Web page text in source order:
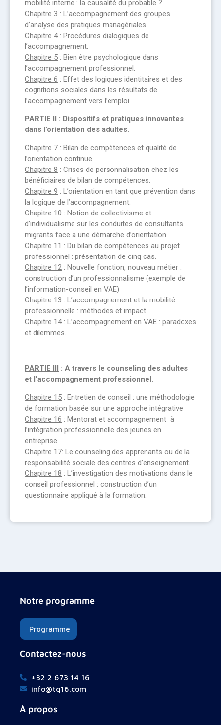
mobilité interne : la causalité du probable ?
Chapitre 3 : L’accompagnement des groupes
d’analyse des pratiques managériales.
Chapitre 4: Procédures dialogiques de
l’accompagnement.
Chapitre 5 : Bien être psychologique dans
l’accompagnement professionnel.
Chapitre 6 : Effet des logiques identitaires et des
cognitions sociales dans les résultats de
l’accompagnement vers l’emploi.
PARTIE II : Dispositifs et pratiques innovantes
dans l’orientation des adultes.
Chapitre 7 : Bilan de compétences et qualité de
l’orientation continue.
Chapitre 8 : Crises de personnalisation chez les
bénéficiaires de bilan de compétences.
Chapitre 9 : L’orientation en tant que prévention dans
la logique de l’accompagnement.
Chapitre 10 : Notion de collectivisme et
d’individualisme sur les conduites de consultants
migrants face à une démarche d’orientation.
Chapitre 11 : Du bilan de compétences au projet
professionnel : présentation de cinq cas.
Chapitre 12 : Nouvelle fonction, nouveau métier :
construction d’un professionnalisme (exemple de
l’information-conseil en VAE)
Chapitre 13 : L’accompagnement et la mobilité
professionnelle : méthodes et impact.
Chapitre 14: L’accompagnement en VAE : paradoxes
et dilemmes.
PARTIE III
: A travers le counseling des adultes
et l’accompagnement professionnel.
Chapitre 15 : Entretien de conseil : une méthodologie
de formation basée sur une approche intégrative
Chapitre 16 : Mentorat et accompagnement à
l’intégration professionnelle des jeunes en
entreprise.
Chapitre 17: Le counseling des apprenants ou de la
responsabilité sociale des centres d’enseignement.
Chapitre 18 : L’investigation des motivations dans le
conseil professionnel : construction d’un
questionnaire appliqué à la formation.
Notre programme
Programme
Contactez-nous
+32 2 673 14 16
info@tq16.com
À propos